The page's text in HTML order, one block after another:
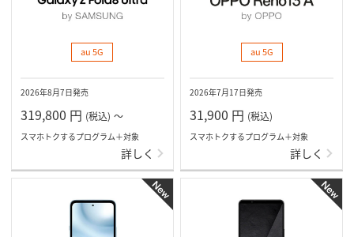
au 5G
2026年8月7日発売
319,800 円 (税込) ～
スマホトクするプログラム＋対象
詳しく
au 5G
2026年7月17日発売
31,900 円 (税込)
スマホトクするプログラム＋対象
詳しく